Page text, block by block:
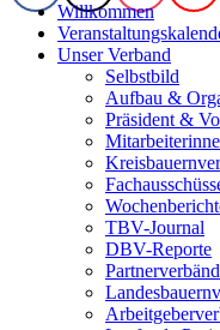
Willkommen
Unser Verband
Selbstbild
Aufbau &
Präsident &
TBV-Journal
DBV-Reporte